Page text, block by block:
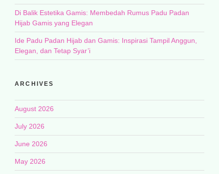
Di Balik Estetika Gamis: Membedah Rumus Padu Padan
Hijab Gamis yang Elegan
Ide Padu Padan Hijab dan Gamis: Inspirasi Tampil Anggun,
Elegan, dan Tetap Syar’i
ARCHIVES
August 2026
July 2026
June 2026
May 2026